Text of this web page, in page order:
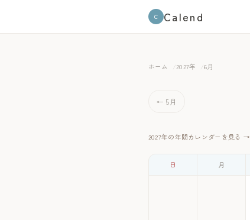
C Calend
ホーム 2027年 6月
← 5月
2027年の年間カレンダーを見る →
日 月